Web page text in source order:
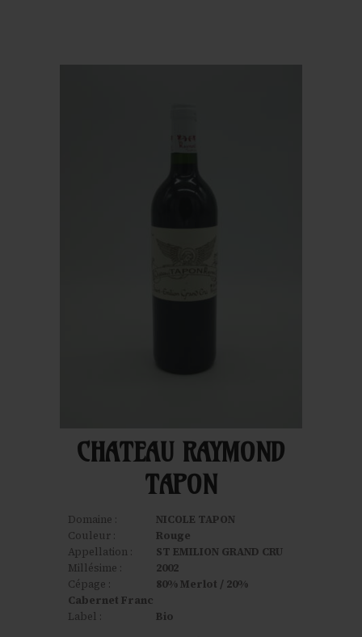
CHATEAU RAYMOND
TAPON
Domaine :
NICOLE TAPON
Couleur :
Rouge
Appellation :
ST EMILION GRAND CRU
Millésime :
2002
Cépage :
80% Merlot / 20%
Cabernet Franc
Label :
Bio